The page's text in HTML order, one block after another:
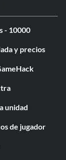
- 10000
y precios
unidad
de jugador